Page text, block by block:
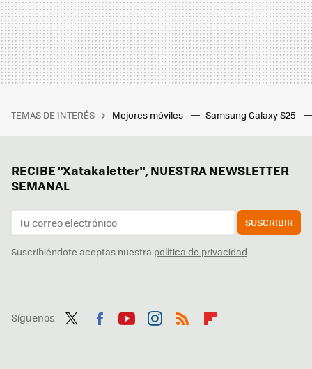
TEMAS DE INTERÉS Mejores móviles Samsung Galaxy S25
RECIBE "Xatakaletter", NUESTRA NEWSLETTER
SEMANAL
SUSCRIBIR
Suscribiéndote aceptas nuestra política de privacidad
Síguenos